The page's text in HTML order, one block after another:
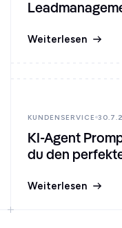
Weiterlesen
KUNDENSERVICE
KI-Agent
du den
Weiterlesen